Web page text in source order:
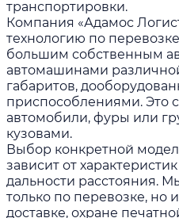
транспортировки.
Компания «Адамос
технологию по
большим собственным
автомашинами
габаритов,
приспособлениями. Это
автомобили, фуры или
кузовами.
Выбор конкретной
зависит от
дальности расстояния.
только по перевозке, но
доставке, охране